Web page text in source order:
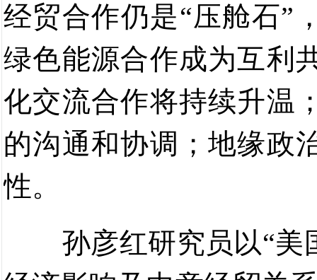
经贸合作仍是“压舱石”
绿色能源合作成为互利
化交流合作将持续升温
的沟通和协调；地缘政
性。
孙彦红研究员以“美